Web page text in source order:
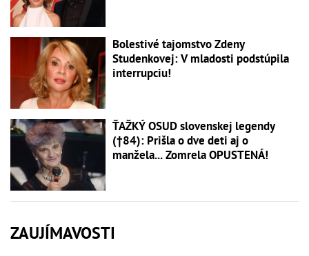
Bolestivé tajomstvo Zdeny
Studenkovej: V mladosti podstúpila
interrupciu!
ŤAŽKÝ OSUD slovenskej legendy
(†84): Prišla o dve deti aj o
manžela... Zomrela OPUSTENÁ!
ZAUJÍMAVOSTI